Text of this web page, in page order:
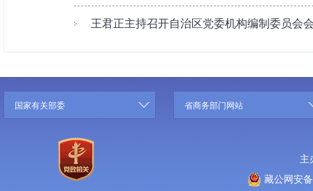
王君正主持召开自治区党委机构编制委员会
国家有关部委 省商务部门网站
主
藏公网安备